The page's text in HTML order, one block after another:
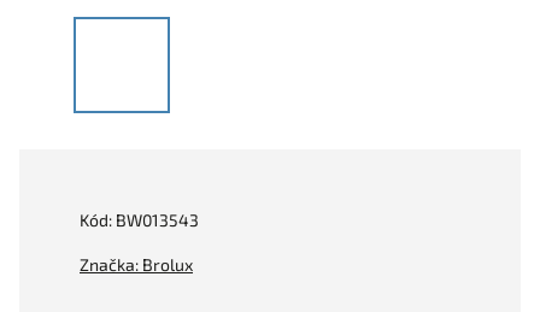
Kód: BW013543
Značka: Brolux